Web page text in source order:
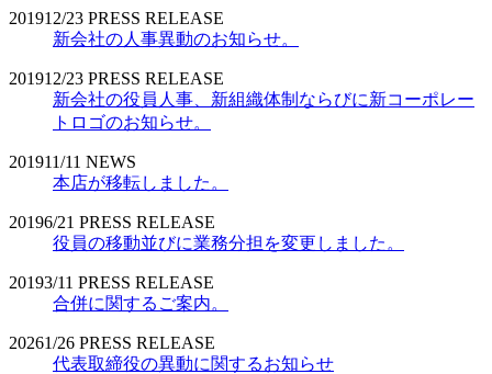
201912/23 PRESS RELEASE
新会社の人事異動のお知らせ。
201912/23 PRESS RELEASE
新会社の役員人事、新組織体制ならびに新コーポレー
トロゴのお知らせ。
201911/11 NEWS
本店が移転しました。
20196/21 PRESS RELEASE
役員の移動並びに業務分担を変更しました。
20193/11 PRESS RELEASE
合併に関するご案内。
20261/26 PRESS RELEASE
代表取締役の異動に関するお知らせ